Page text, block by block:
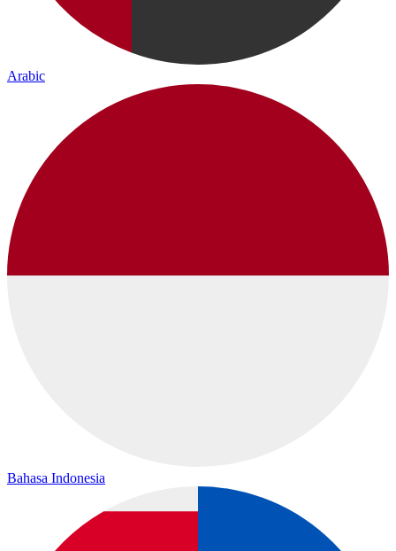
Arabic
Bahasa Indonesia